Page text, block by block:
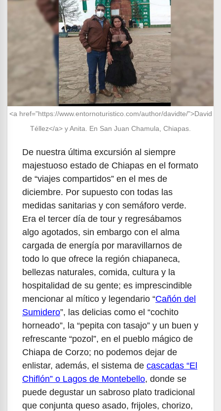
<a href="https://www.entornoturistico.com/author/davidte/">David
Téllez</a> y Anita. En San Juan Chamula, Chiapas.
De nuestra última excursión al siempre
majestuoso estado de Chiapas en el formato
de “viajes compartidos” en el mes de
diciembre. Por supuesto con todas las
medidas sanitarias y con semáforo verde.
Era el tercer día de tour y regresábamos
algo agotados, sin embargo con el alma
cargada de energía por maravillarnos de
todo lo que ofrece la región chiapaneca,
bellezas naturales, comida, cultura y la
hospitalidad de su gente; es imprescindible
mencionar al mítico y legendario “Cañón del
Sumidero”, las delicias como el “cochito
horneado”, la “pepita con tasajo” y un buen y
refrescante “pozol”, en el pueblo mágico de
Chiapa de Corzo; no podemos dejar de
enlistar, además, el sistema de cascadas “El
Chiflón” o Lagos de Montebello, donde se
puede degustar un sabroso plato tradicional
que conjunta queso asado, frijoles, chorizo,